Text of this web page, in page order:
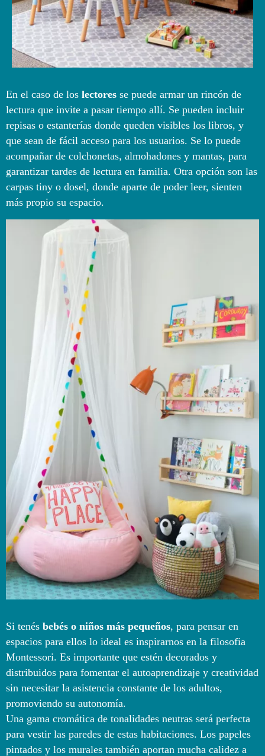
En el caso de los lectores se puede armar un rincón de
lectura que invite a pasar tiempo allí. Se pueden incluir
repisas o estanterías donde queden visibles los libros, y
que sean de fácil acceso para los usuarios. Se lo puede
acompañar de colchonetas, almohadones y mantas, para
garantizar tardes de lectura en familia. Otra opción son las
carpas tiny o dosel, donde aparte de poder leer, sienten
más propio su espacio.
Si tenés bebés o niños más pequeños, para pensar en
espacios para ellos lo ideal es inspirarnos en la filosofia
Montessori. Es importante que estén decorados y
distribuidos para fomentar el autoaprendizaje y creatividad
sin necesitar la asistencia constante de los adultos,
promoviendo su autonomía.
Una gama cromática de tonalidades neutras será perfecta
para vestir las paredes de estas habitaciones. Los papeles
pintados y los murales también aportan mucha calidez a